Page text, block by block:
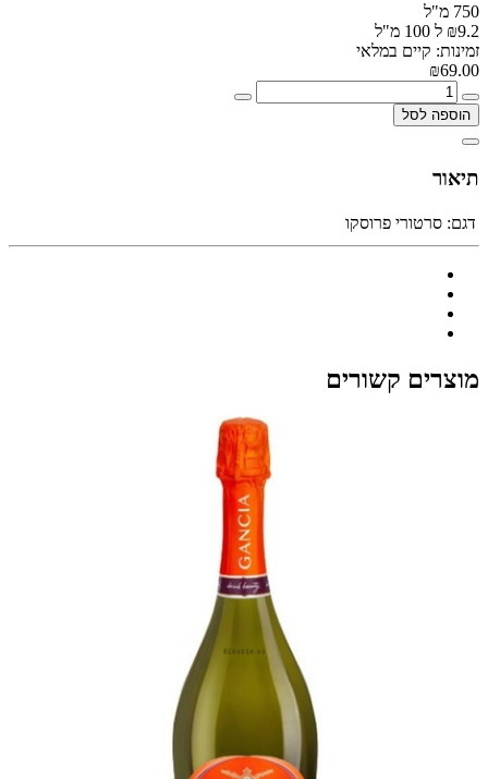
750 מ"ל
₪9.2 ל 100 מ"ל
זמינות: קיים במלאי
₪69.00
הוספה לסל
תיאור
דגם: סרטורי פרוסקו
מוצרים קשורים